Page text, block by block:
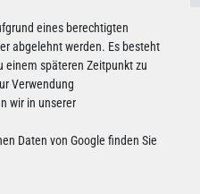
eines berechtigten
abgelehnt werden. Es besteht
einem späteren Zeitpunkt zu
Verwendung
wir in unserer
Daten von Google finden Sie